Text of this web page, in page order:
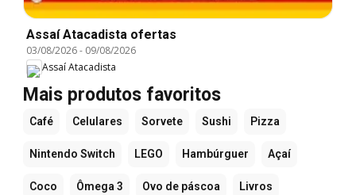
Assaí Atacadista ofertas
03/08/2026- 09/08/2026
Assaí Atacadista
Mais produtos favoritos
Café Celulares Sorvete Sushi Pizza
Nintendo Switch LEGO Hambúrguer Açaí
Coco Ômega 3 Ovo de páscoa Livros